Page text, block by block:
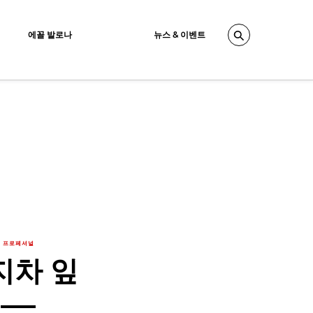
Search
에꼴 발로나 뉴스 & 이벤트
프로페셔널
차 잎